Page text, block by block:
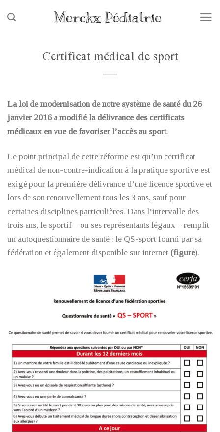
Certificat médical de sport
La loi de modernisation de notre système de santé du 26
janvier 2016 a modifié la délivrance des certificats
médicaux en vue de favoriser l’accès au sport.
Le point principal de cette réforme est qu’un certificat
médical de non-contre-indication à la pratique sportive est
exigé pour la première délivrance d’une licence sportive et
lors de son renouvellement tous les 3 ans, sauf pour
certaines disciplines particulières. Dans l’intervalle des
trois ans, le sportif – ou ses représentants légaux – remplit
un autoquestionnaire de santé : le QS-sport fourni par sa
fédération et également disponible sur internet (figure).